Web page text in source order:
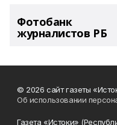
Фотобанк
журналистов РБ
© 2026 сайт газеты
Об использовании
Газета «Истоки»